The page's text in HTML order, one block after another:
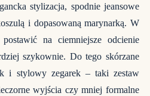
stylizacja, spodnie jeansowe
i dopasowaną marynarką. W
na ciemniejsze odcienie
szykownie. Do tego skórzane
i stylowy zegarek – taki zestaw
wyjścia czy mniej formalne